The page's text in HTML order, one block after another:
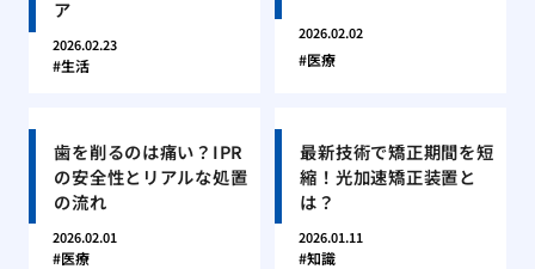
ア
2026.02.23
生活
2026.02.02
医療
歯を削るのは痛い？IPR
の安全性とリアルな処置
の流れ
2026.02.01
医療
最新技術で矯正期間を短
縮！光加速矯正装置と
は？
2026.01.11
知識